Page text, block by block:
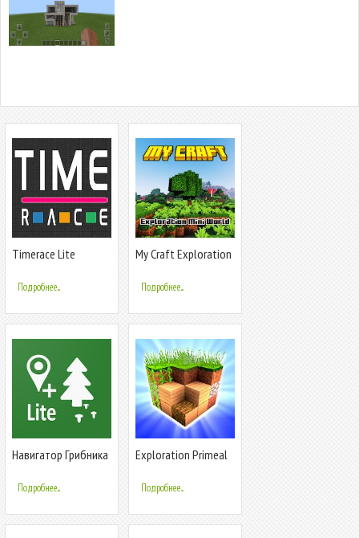
Timerace Lite
Подробнее...
My Craft Exploration
Подробнее...
Навигатор Грибника
Подробнее...
Exploration Primeal
Подробнее...